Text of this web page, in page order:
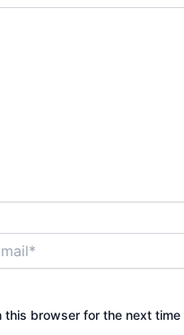
browser for the next time